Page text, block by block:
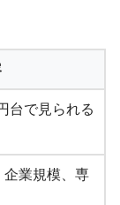
台で見られる
企業規模、専